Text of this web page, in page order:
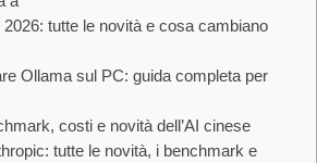
2026: tutte le novità e cosa cambiano
Ollama sul PC: guida completa per
costi e novità dell’AI cinese
tutte le novità, i benchmark e